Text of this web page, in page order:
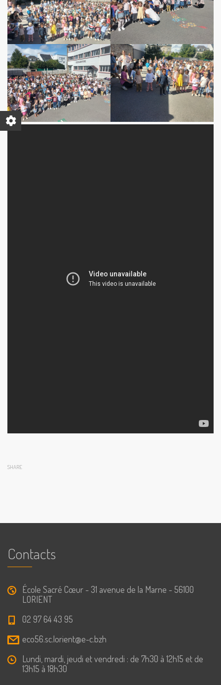
SHARE
Contacts
École Sacré Cœur - 31 avenue de la Marne - 56100
LORIENT
02 97 64 43 95
eco56.sc.lorient@e-c.bzh
Lundi, mardi, jeudi et vendredi : de 7h30 à 12h15 et de
13h15 à 18h30